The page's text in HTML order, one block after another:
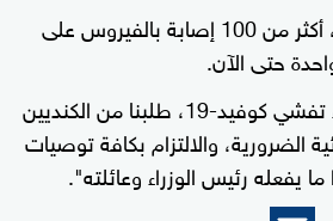
وسجلت كندا، الخميس، أكثر من 100 إصابة بالفيروس على
حتى الآن.
وأكد البيان أنه "منذ بدء تفشي كوفيد-19، طلبنا من الكنديين
الضرورية، والالتزام بكافة توصيات
يفعله رئيس الوزراء وعائلته".